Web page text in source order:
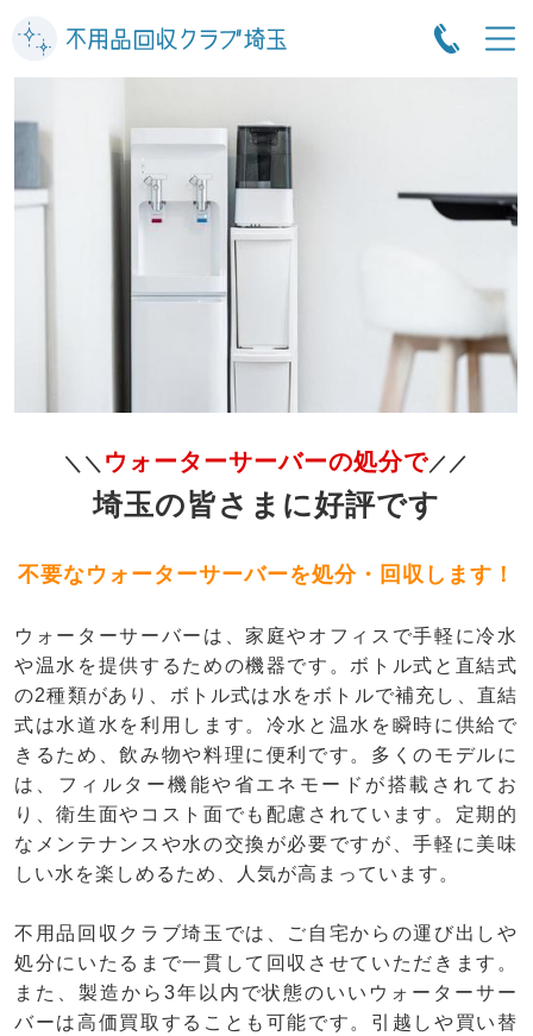
＼＼ ウォーターサーバーの処分で／／
埼玉の皆さまに好評です
不要なウォーターサーバーを処分・回収します！
ウォーターサーバーは、家庭やオフィスで手軽に冷水
や温水を提供するための機器です。ボトル式と直結式
の2種類があり、ボトル式は水をボトルで補充し、直結
式は水道水を利用します。冷水と温水を瞬時に供給で
きるため、飲み物や料理に便利です。多くのモデルに
は、フィルター機能や省エネモードが搭載されてお
り、衛生面やコスト面でも配慮されています。定期的
なメンテナンスや水の交換が必要ですが、手軽に美味
しい水を楽しめるため、人気が高まっています。
不用品回収クラブ埼玉では、ご自宅からの運び出しや
処分にいたるまで一貫して回収させていただきます。
また、製造から3年以内で状態のいいウォーターサー
バーは高価買取することも可能です。引越しや買い替